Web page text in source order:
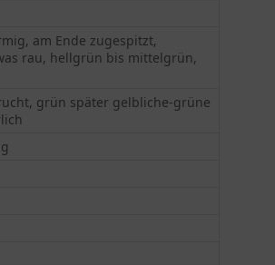
am Ende zugespitzt,
rau, hellgrün bis mittelgrün,
grün später gelbliche-grüne